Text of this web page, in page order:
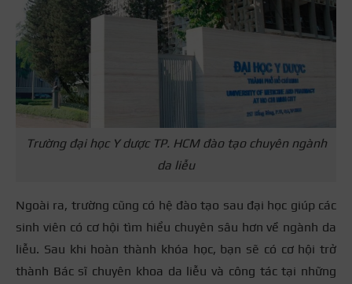
Trường đại học Y dược TP. HCM đào tạo chuyên ngành
da liễu
Ngoài ra, trường cũng có hệ đào tạo sau đại học giúp các
sinh viên có cơ hội tìm hiểu chuyên sâu hơn về ngành da
liễu. Sau khi hoàn thành khóa học, bạn sẽ có cơ hội trở
thành Bác sĩ chuyên khoa da liễu và công tác tại những